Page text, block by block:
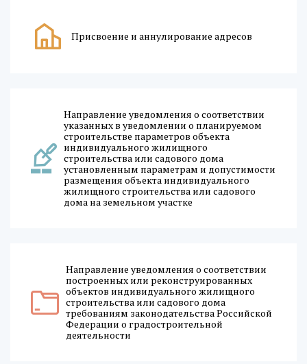
Присвоение и аннулирование адресов
Направление уведомления о соответствии
указанных в уведомлении о планируемом
строительстве параметров объекта
индивидуального жилищного
строительства или садового дома
установленным параметрам и допустимости
размещения объекта индивидуального
жилищного строительства или садового
дома на земельном участке
Направление уведомления о соответствии
построенных или реконструированных
объектов индивидуального жилищного
строительства или садового дома
требованиям законодательства Российской
Федерации о градостроительной
деятельности